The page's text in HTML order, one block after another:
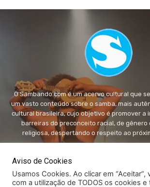
O Sambando.com é um acervo cultural que
um vasto conteúdo sobre o samba, mais
cultural brasileira, cujo objetivo é promover a
barreiras do preconceito racial, de gênero
religiosa, despertando o respeito ao
Aviso de Cookies
Usamos Cookies. Ao clicar em
com a utilização de TODOS os cookies e